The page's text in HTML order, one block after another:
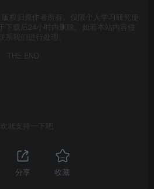
权归原作者所有。仅限个人学习研究使
下载后24小时内删除。如若本站内容侵
我们进行处理。
THE END
欢就支持一下吧
分享 收藏